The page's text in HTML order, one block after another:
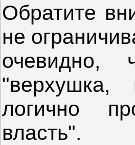
Обратите
не
очевидно,
"верхушка,
логично
власть".